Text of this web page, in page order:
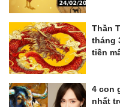
Thần
tháng
tiền
4 con
nhất